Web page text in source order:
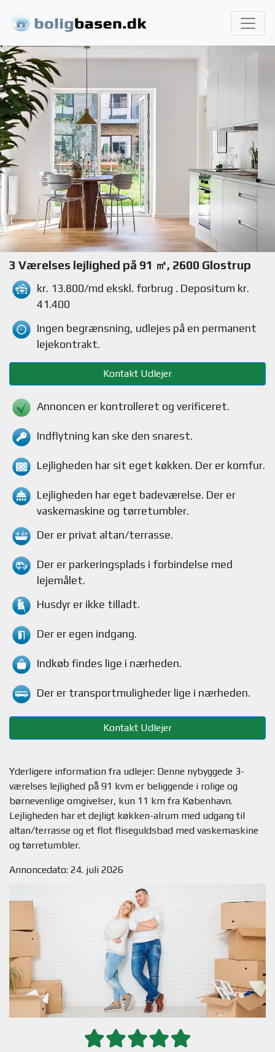
3 Værelses lejlighed på 91 ㎡, 2600 Glostrup
kr. 13.800/md ekskl. forbrug . Depositum kr.
41.400
Ingen begrænsning, udlejes på en permanent
lejekontrakt.
Kontakt Udlejer
Annoncen er kontrolleret og verificeret.
Indflytning kan ske den snarest.
Lejligheden har sit eget køkken. Der er komfur.
Lejligheden har eget badeværelse. Der er
vaskemaskine og tørretumbler.
Der er privat altan/terrasse.
Der er parkeringsplads i forbindelse med
lejemålet.
Husdyr er ikke tilladt.
Der er egen indgang.
Indkøb findes lige i nærheden.
Der er transportmuligheder lige i nærheden.
Kontakt Udlejer
Yderligere information fra udlejer: Denne nybyggede 3-
værelses lejlighed på 91 kvm er beliggende i rolige og
børnevenlige omgivelser, kun 11 km fra København.
Lejligheden har et dejligt køkken-alrum med udgang til
altan/terrasse og et flot fliseguldsbad med vaskemaskine
Annoncedato: 24. juli 2026